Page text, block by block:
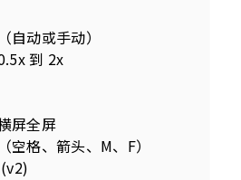
自动或手动）
到 2x
屏全屏
空格、箭头、M、F）